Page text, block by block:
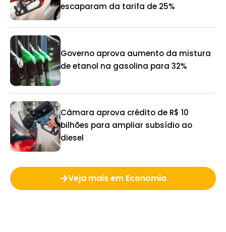
escaparam da tarifa de 25%
Governo aprova aumento da mistura
de etanol na gasolina para 32%
Câmara aprova crédito de R$ 10
bilhões para ampliar subsídio ao
diesel
Veja mais em Economia